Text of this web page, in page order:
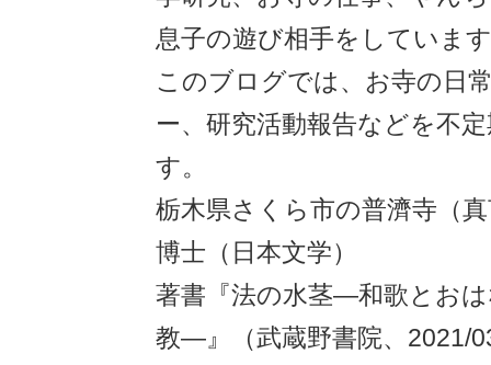
息子の遊び相手をしていま
このブログでは、お寺の日
ー、研究活動報告などを不
す。
栃木県さくら市の普濟寺（
博士（日本文学）
著書『法の水茎―和歌とお
教―』（武蔵野書院、2021/